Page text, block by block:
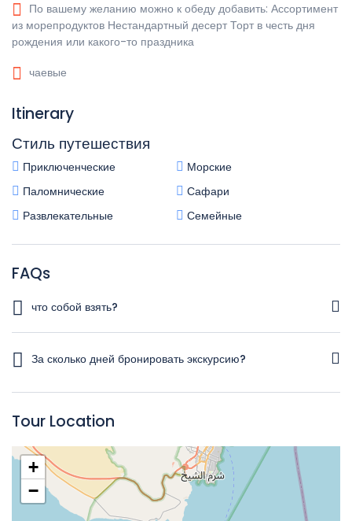
По вашему желанию можно к обеду добавить: Ассортимент
из морепродуктов Нестандартный десерт Торт в честь дня
рождения или какого-то праздника
чаевые
Itinerary
Стиль путешествия
Приключенческие
Морские
Паломнические
Сафари
Развлекательные
Семейные
FAQs
что собой взять?
Крем от солнца Деньги
За сколько дней бронировать экскурсию?
за 2 дня
Tour Location
+
−